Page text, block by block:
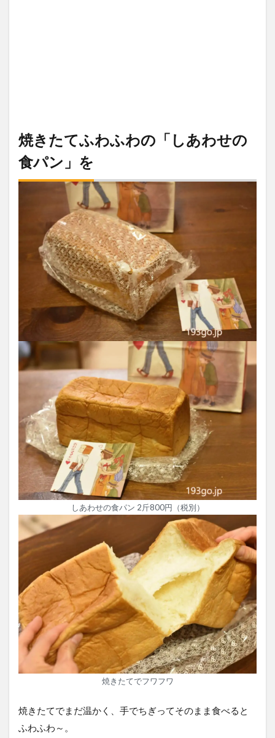
焼きたてふわふわの「しあわせの
食パン」を
しあわせの食パン 2斤800円（税別）
焼きたてでフワフワ
焼きたてでまだ温かく、手でちぎってそのまま食べると
ふわふわ～。